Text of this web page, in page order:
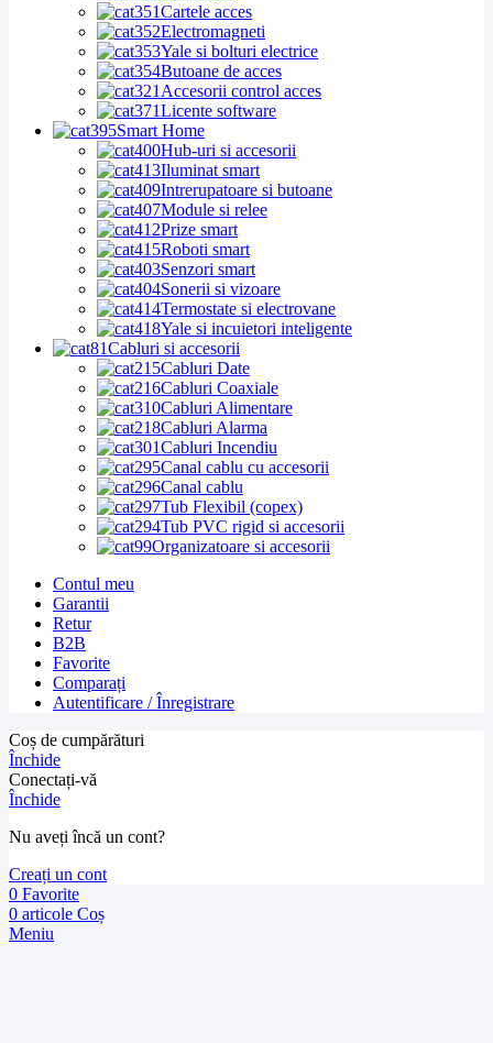
Cartele acces
Electromagneti
Yale si bolturi electrice
Butoane de acces
Accesorii control acces
Licente software
Smart Home
Hub-uri si accesorii
Iluminat smart
Intrerupatoare si butoane
Module si relee
Prize smart
Roboti smart
Senzori smart
Sonerii si vizoare
Termostate si electrovane
Yale si incuietori inteligente
Cabluri si accesorii
Cabluri Date
Cabluri Coaxiale
Cabluri Alimentare
Cabluri Alarma
Cabluri Incendiu
Canal cablu cu accesorii
Canal cablu
Tub Flexibil (copex)
Tub PVC rigid si accesorii
Organizatoare si accesorii
Contul meu
Garantii
Retur
B2B
Favorite
Comparați
Autentificare / Înregistrare
Coș de cumpărături
Închide
Conectați-vă
Închide
Nu aveți încă un cont?
Creați un cont
0 Favorite
0 articole Coș
Meniu